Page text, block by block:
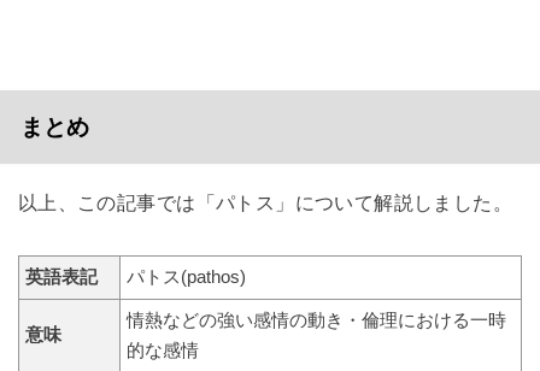
まとめ
以上、この記事では「パトス」について解説しました。
英語表記 パトス(pathos)
意味
情熱などの強い感情の動き・倫理における一時
的な感情